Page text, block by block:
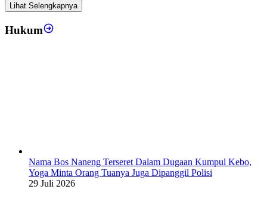
Lihat Selengkapnya
Hukum
Nama Bos Naneng Terseret Dalam Dugaan Kumpul Kebo,
Yoga Minta Orang Tuanya Juga Dipanggil Polisi
29 Juli 2026